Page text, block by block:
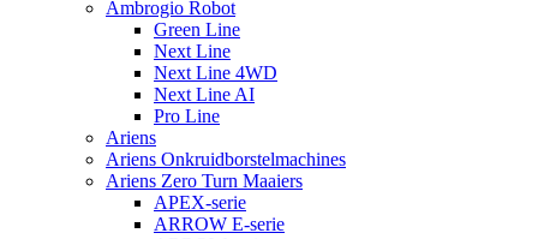
Ambrogio Robot
Green Line
Next Line
Next Line 4WD
Next Line AI
Pro Line
Ariens
Ariens Onkruidborstelmachines
Ariens Zero Turn Maaiers
APEX-serie
ARROW E-serie